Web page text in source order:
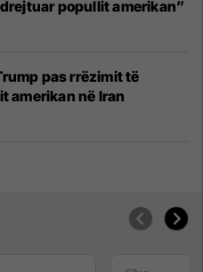
popullit amerikan”
pas rrëzimit të
amerikan në Iran